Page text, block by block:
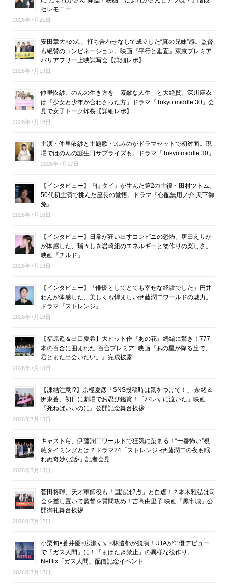
セレモニー
2026年7月21日
安田章大×のん、打ち合わせなしで成立した“真の兄妹”感。監督
も絶賛のコンビネーション。映画『平行と垂直』東京プレミア
バリアフリー上映試写会【詳細レポ】
2026年7月19日
仲里依紗、のんの生き方を「素敵な人生」と大絶賛。深川麻衣
は「少女と少年が合わさった方」ドラマ『Tokyo middle 30』会
見で女子トーク炸裂【詳細レポ】
2026年7月18日
主演・仲里依紗と主題歌・ふみのがドラマセットで初対面。現
場ではのんの誕生日サプライズも。ドラマ『Tokyo middle 30』
2026年7月17日
【インタビュー】『侍タイ』が生んだ第2の主役・田村ツトム。
50代初主演で挑んだ座長の覚悟。ドラマ『心配無用ノ介 天下御
免』
2026年7月16日
【インタビュー】日常が狂い出すコンビニの恐怖。唐田えりか
が体感した、瑞々しき岩崎組のエネルギーと物作りの楽しさ。
映画『チルド』
2026年7月16日
【インタビュー】「俳優としてとても幸せな経験でした」円井
わんが体感した、美しくも悍ましい伊藤潤二ワールドの魅力。
ドラマ『ストレンジ』
2026年7月16日
【福原遥＆出口夏希】大ヒット作『あの花』続編に驚き！777
本の百合に囲まれた“百合プレミア” 映画『あの星が降る丘で、
君とまた出会いたい。』完成披露
2026年7月13日
【凍結注意!?】京極夏彦「SNS投稿時は気をつけて！」 奈緒＆
伊東蒼、初日に劇場でお忍び鑑賞！「バレずに泣いた」映画
『死ねばいいのに』公開記念舞台挨拶
2026年7月13日
キャストら、伊藤潤二ワールドで狂気に染まる！“一番怖い”視
聴タイミングとは？ドラマ24「ストレンジ -伊藤潤二の夜も眠
れぬ奇妙な話-」記者会見
2026年7月13日
菅田将暉、天才軍師役も「国語は2点」と自虐！？本木雅弘は司
会を差し置いて監督を質問攻め！吉高由里子 映画『黒牢城』公
開御礼舞台挨拶
2026年7月12日
小栗旬×蒼井優×広瀬すず×林遣都が競演！UTAが俳優デビュー
で「ガス人間」に！「まばたき禁止」の異様な役作り。
Netflix「ガス人間」配信記念イベント
2026年7月12日